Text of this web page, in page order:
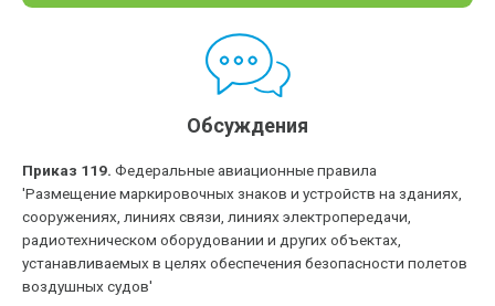
Обсуждения
Приказ 119. Федеральные авиационные правила
'Размещение маркировочных знаков и устройств на зданиях,
сооружениях, линиях связи, линиях электропередачи,
радиотехническом оборудовании и других объектах,
устанавливаемых в целях обеспечения безопасности полетов
воздушных судов'